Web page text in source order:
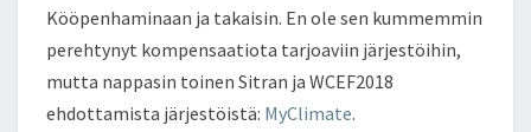
Kööpenhaminaan ja takaisin. En ole sen kummemmin
perehtynyt kompensaatiota tarjoaviin järjestöihin,
mutta nappasin toinen Sitran ja WCEF2018
ehdottamista järjestöistä: MyClimate.